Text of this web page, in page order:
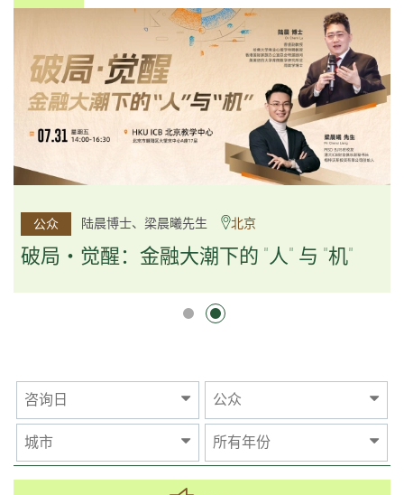
公众 杨文斌先生、邱良弼先生 广州
逻辑×算法：重塑资产配置内核
逻辑×算法：重塑资产配置内核
公众 陆晨博士、梁晨曦先生 北京
破局・觉醒：金融大潮下的 "人" 与 "机"
咨询日 公众
城市 所有年份